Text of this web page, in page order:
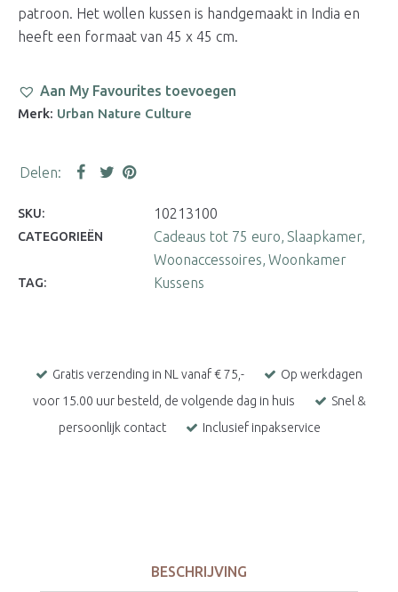
patroon. Het wollen kussen is handgemaakt in India en
heeft een formaat van 45 x 45 cm.
Aan My Favourites toevoegen
Merk: Urban Nature Culture
SKU: 10213100
CATEGORIEËN Cadeaus tot 75 euro Slaapkamer
Woonaccessoires Woonkamer
TAG: Kussens
Gratis verzending in NL vanaf € 75,-
Op werkdagen
voor 15.00 uur besteld, de volgende dag in huis
Snel &
persoonlijk contact
Inclusief inpakservice
BESCHRIJVING